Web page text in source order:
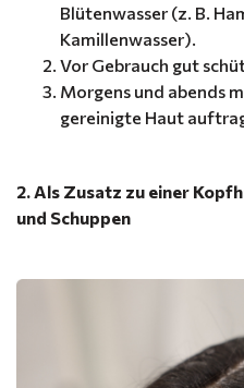
Blütenwasser (z. B.
Kamillenwasser).
Vor Gebrauch gut
Morgens und abends
gereinigte Haut
2. Als Zusatz zu einer
und Schuppen